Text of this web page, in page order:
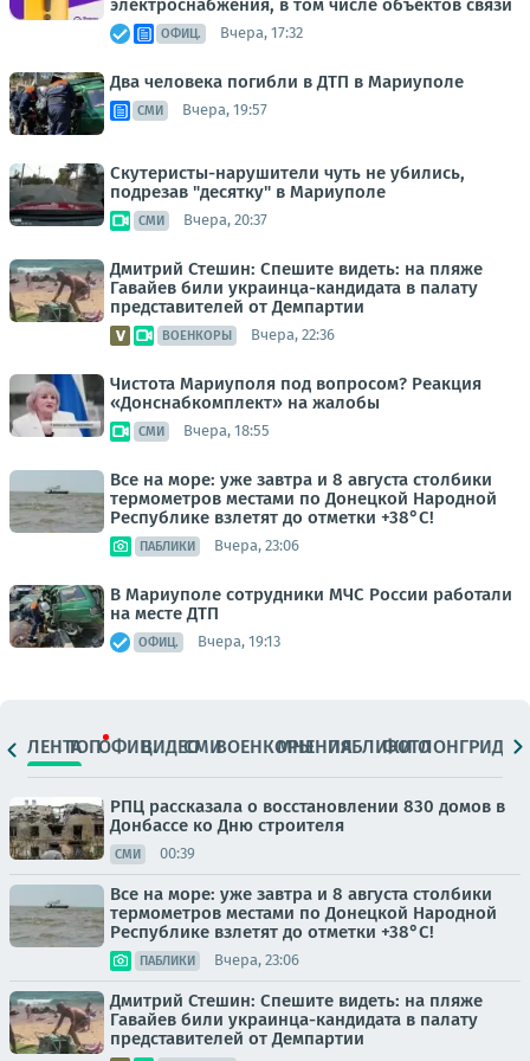
ОФИЦ. Вчера, 17:32
Два человека погибли в ДТП в Мариуполе
СМИ Вчера, 19:57
Скутеристы-нарушители чуть не убились,
подрезав "десятку" в Мариуполе
СМИ Вчера, 20:37
Дмитрий Стешин: Спешите видеть: на пляже
Гавайев били украинца-кандидата в палату
представителей от Демпартии
ВОЕНКОРЫ Вчера, 22:36
Чистота Мариуполя под вопросом? Реакция
«Донснабкомплект» на жалобы
СМИ Вчера, 18:55
Все на море: уже завтра и 8 августа столбики
термометров местами по Донецкой Народной
Республике взлетят до отметки +38°C!
ПАБЛИКИ Вчера, 23:06
В Мариуполе сотрудники МЧС России работали
на месте ДТП
ОФИЦ. Вчера, 19:13
ЛЕНТАТОПОФИЦ.ВИДЕОСМИВОЕНКОРЫМНЕНИЯПАБЛИКИ
ФОТОЛОНГРИДЫ
РПЦ рассказала о восстановлении 830 домов в
Донбассе ко Дню строителя
СМИ 00:39
Все на море: уже завтра и 8 августа столбики
термометров местами по Донецкой Народной
Республике взлетят до отметки +38°C!
ПАБЛИКИ Вчера, 23:06
Дмитрий Стешин: Спешите видеть: на пляже
Гавайев били украинца-кандидата в палату
представителей от Демпартии